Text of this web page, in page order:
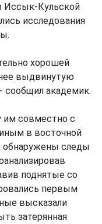
Иссык-Кульской
исследования
хорошей
выдвинутую
сообщил академик.
им совместно с
в восточной
обнаружены следы
поднятые со
первым
высказали
затерянная